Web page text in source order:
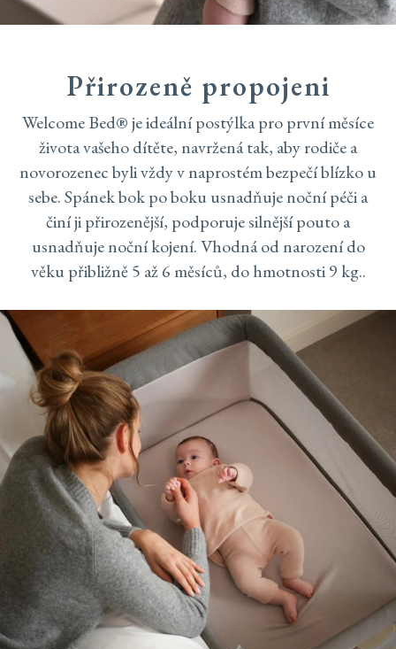
Přirozeně propojeni
Welcome Bed® je ideální postýlka pro první měsíce
života vašeho dítěte, navržená tak, aby rodiče a
novorozenec byli vždy v naprostém bezpečí blízko u
sebe. Spánek bok po boku usnadňuje noční péči a
činí ji přirozenější, podporuje silnější pouto a
usnadňuje noční kojení. Vhodná od narození do
věku přibližně 5 až 6 měsíců, do hmotnosti 9 kg..